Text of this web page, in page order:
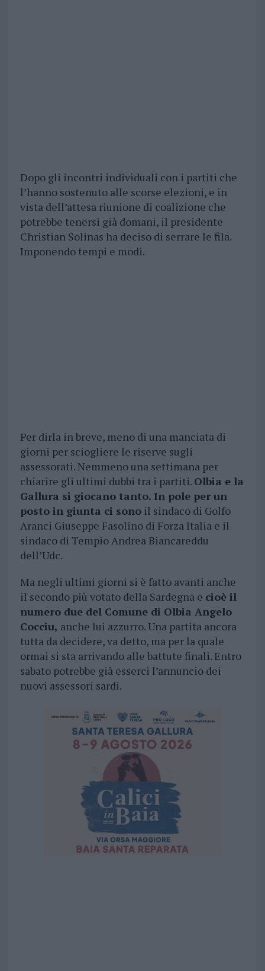
Dopo gli incontri individuali con i partiti che
l’hanno sostenuto alle scorse elezioni, e in
vista dell’attesa riunione di coalizione che
potrebbe tenersi già domani, il presidente
Christian Solinas ha deciso di serrare le fila.
Imponendo tempi e modi.
Per dirla in breve, meno di una manciata di
giorni per sciogliere le riserve sugli
assessorati. Nemmeno una settimana per
chiarire gli ultimi dubbi tra i partiti. Olbia e la
Gallura si giocano tanto. In pole per un
posto in giunta ci sonoil sindaco di Golfo
Aranci Giuseppe Fasolino di Forza Italia e il
sindaco di Tempio Andrea Biancareddu
dell’Udc.
Ma negli ultimi giorni si è fatto avanti anche
il secondo più votato della Sardegna e cioè il
numero due del Comune di Olbia Angelo
Cocciu, anche lui azzurro. Una partita ancora
tutta da decidere, va detto, ma per la quale
ormai si sta arrivando alle battute finali. Entro
sabato potrebbe già esserci l’annuncio dei
nuovi assessori sardi.